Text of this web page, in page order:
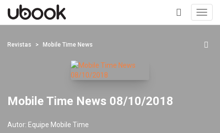
+
Revistas Mobile Time News
Mobile Time News 08/10/2018
Autor: Equipe Mobile Time